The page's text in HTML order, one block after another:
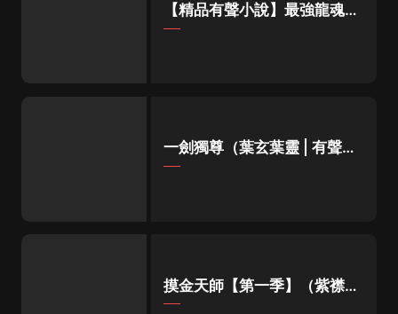
【精品有聲小說】最強龍魂丨
都市修真多人有聲劇
一劍獨尊（葉玄葉靈 | 有聲的
紫襟 | 男女雙播）|北劍江湖
摸金天師【第一季】（紫襟演
播）